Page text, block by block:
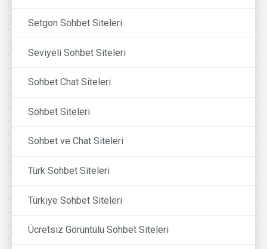
Setgon Sohbet Siteleri
Seviyeli Sohbet Siteleri
Sohbet Chat Siteleri
Sohbet Siteleri
Sohbet ve Chat Siteleri
Türk Sohbet Siteleri
Türkiye Sohbet Siteleri
Ücretsiz Görüntülü Sohbet Siteleri